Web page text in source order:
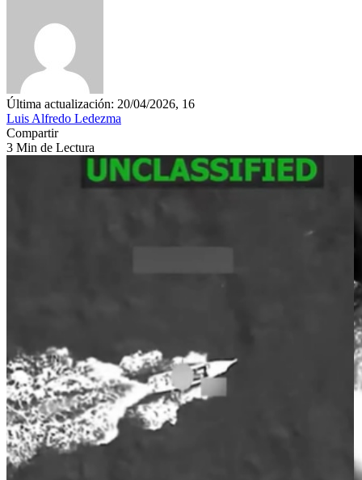
Última actualización: 20/04/2026, 16
Luis Alfredo Ledezma
Compartir
3 Min de Lectura